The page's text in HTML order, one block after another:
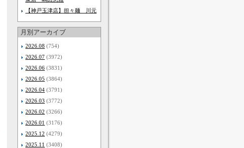
【神戸玉津店】担々麺 川元
月別アーカイブ
2026.08 (754)
2026.07 (3972)
2026.06 (3831)
2026.05 (3864)
2026.04 (3791)
2026.03 (3772)
2026.02 (3266)
2026.01 (3176)
2025.12 (4279)
2025.11 (3408)